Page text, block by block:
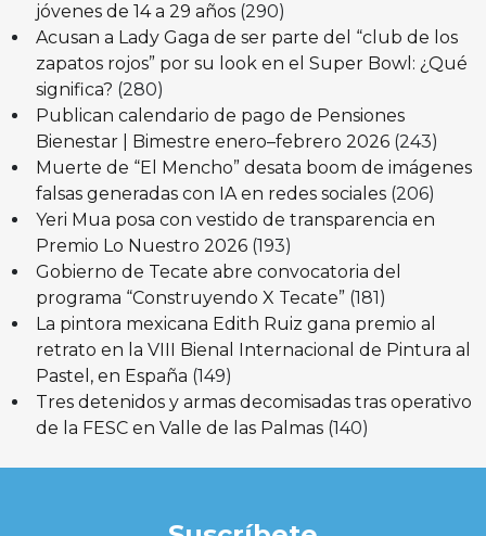
jóvenes de 14 a 29 años (290)
Acusan a Lady Gaga de ser parte del “club de los
zapatos rojos” por su look en el Super Bowl: ¿Qué
significa? (280)
Publican calendario de pago de Pensiones
Bienestar | Bimestre enero–febrero 2026 (243)
Muerte de “El Mencho” desata boom de imágenes
falsas generadas con IA en redes sociales (206)
Yeri Mua posa con vestido de transparencia en
Premio Lo Nuestro 2026 (193)
Gobierno de Tecate abre convocatoria del
programa “Construyendo X Tecate” (181)
La pintora mexicana Edith Ruiz gana premio al
retrato en la VIII Bienal Internacional de Pintura al
Pastel, en España (149)
Tres detenidos y armas decomisadas tras operativo
de la FESC en Valle de las Palmas (140)